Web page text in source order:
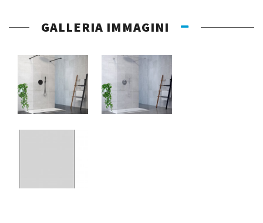
GALLERIA IMMAGINI